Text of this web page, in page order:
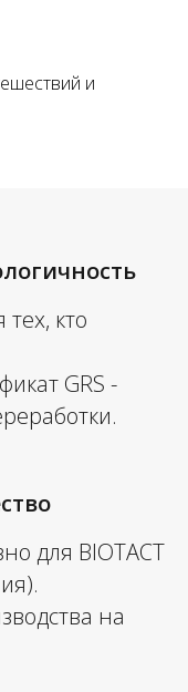
и
кто
GRS -
для BIOTACT
на